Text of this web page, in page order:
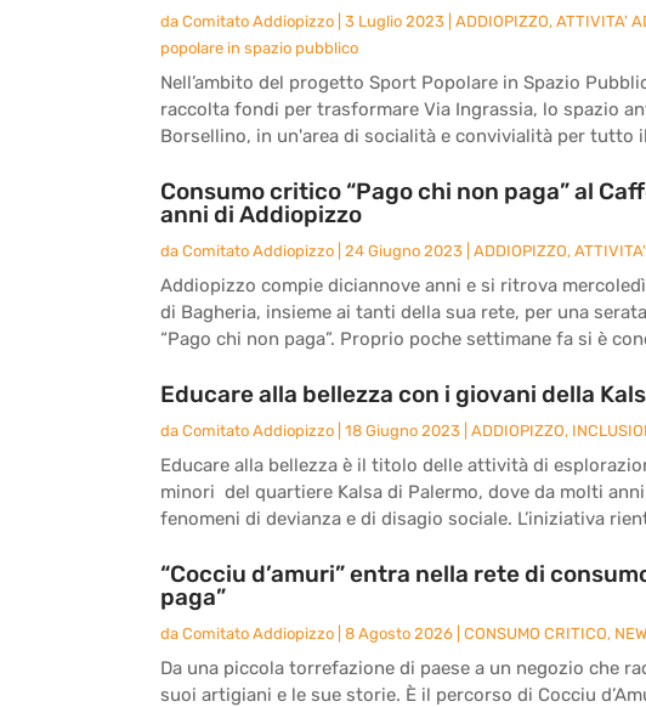
da Comitato Addiopizzo 3 Luglio 2023 ADDIOPIZZO, ATTIVITA'
popolare in spazio pubblico
Nell’ambito del progetto Sport Popolare in Spazio
raccolta fondi per trasformare Via Ingrassia, lo spazio
Borsellino, in un'area di socialità e convivialità per tutto
Consumo critico “Pago chi non paga” al
anni di Addiopizzo
da Comitato Addiopizzo 24 Giugno 2023 ADDIOPIZZO,
Addiopizzo compie diciannove anni e si ritrova
di Bagheria, insieme ai tanti della sua rete, per una
“Pago chi non paga”. Proprio poche settimane fa si è
Educare alla bellezza con i giovani della
da Comitato Addiopizzo 18 Giugno 2023 ADDIOPIZZO,
Educare alla bellezza è il titolo delle attività di
minori del quartiere Kalsa di Palermo, dove da molti
fenomeni di devianza e di disagio sociale. L’iniziativa
“Cocciu d’amuri” entra nella rete di
paga”
da Comitato Addiopizzo 8 Agosto 2026 CONSUMO CRITICO,
Da una piccola torrefazione di paese a un negozio che
suoi artigiani e le sue storie. È il percorso di Cocciu